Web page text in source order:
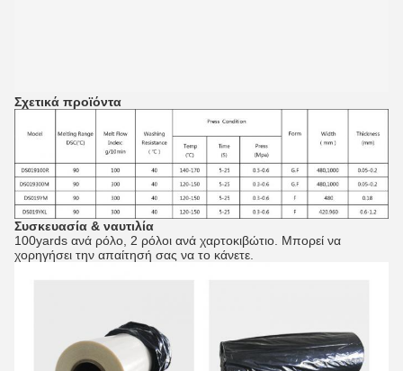
Σχετικά προϊόντα
Συσκευασία & ναυτιλία
100yards ανά ρόλο, 2 ρόλοι ανά χαρτοκιβώτιο. Μπορεί να
χορηγήσει την απαίτησή σας να το κάνετε.